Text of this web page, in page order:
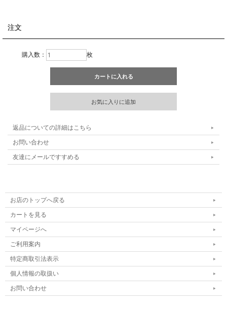
注文
購入数： 枚
返品についての詳細はこちら
お問い合わせ
友達にメールですすめる
お店のトップへ戻る
カートを見る
マイページへ
ご利用案内
特定商取引法表示
個人情報の取扱い
お問い合わせ